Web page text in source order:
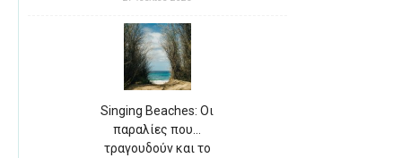
Singing Beaches: Οι
παραλίες που…
τραγουδούν και το